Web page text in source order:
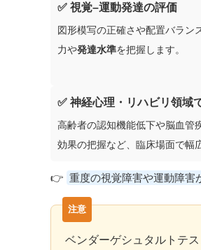
✅ 視覚–運動発達の評価
図形模写の正確さや配置バラン
力や発達水準を把握します。
✅ 神経心理・リハビリ領域
高齢者の認知機能低下や脳血管
効果の把握など、臨床場面で幅
👉 重度の視覚障害や運動障害
ベンダーゲシュタルトテ